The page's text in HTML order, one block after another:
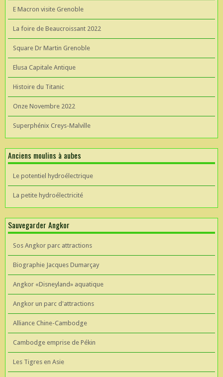
E Macron visite Grenoble
La foire de Beaucroissant 2022
Square Dr Martin Grenoble
Elusa Capitale Antique
Histoire du Titanic
Onze Novembre 2022
Superphénix Creys-Malville
Anciens moulins à aubes
Le potentiel hydroélectrique
La petite hydroélectricité
Sauvegarder Angkor
Sos Angkor parc attractions
Biographie Jacques Dumarçay
Angkor «Disneyland» aquatique
Angkor un parc d'attractions
Alliance Chine-Cambodge
Cambodge emprise de Pékin
Les Tigres en Asie